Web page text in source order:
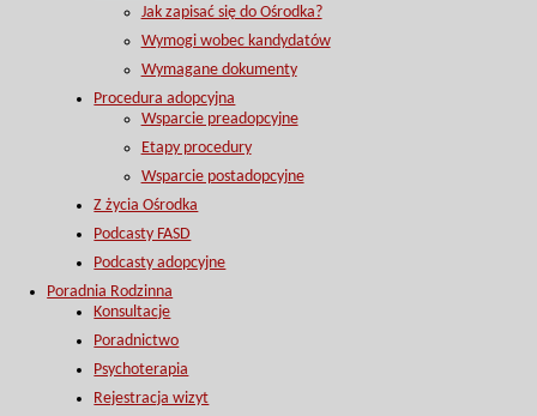
Jak zapisać się do Ośrodka?
Wymogi wobec kandydatów
Wymagane dokumenty
Procedura adopcyjna
Wsparcie preadopcyjne
Etapy procedury
Wsparcie postadopcyjne
Z życia Ośrodka
Podcasty FASD
Podcasty adopcyjne
Poradnia Rodzinna
Konsultacje
Poradnictwo
Psychoterapia
Rejestracja wizyt